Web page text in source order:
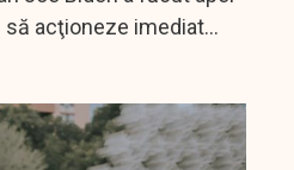
să acţioneze imediat
armelor de foc în SUA,